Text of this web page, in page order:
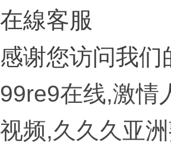
在線客服
感谢您访问我
99re9在线,激情
视频,久久久亚